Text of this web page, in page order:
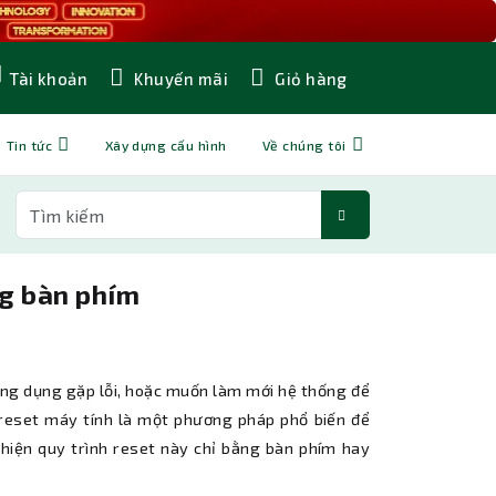
Tài khoản Khuyến mãi Giỏ hàng
Tin tức Xây dựng cấu hình Về chúng tôi
bàn phím
dụng gặp lỗi, hoặc muốn làm mới hệ thống để
máy tính là một phương pháp phổ biến để
quy trình reset này chỉ bằng bàn phím hay